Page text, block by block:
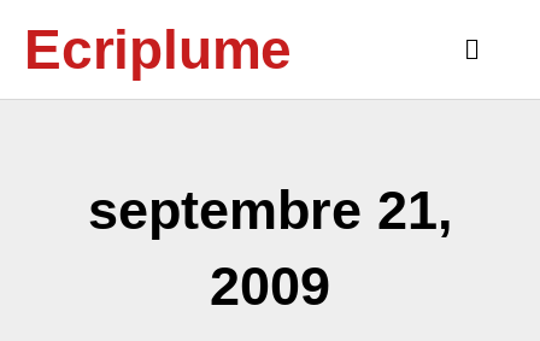
contenuEcriplume
Main
septembre 21,
2009